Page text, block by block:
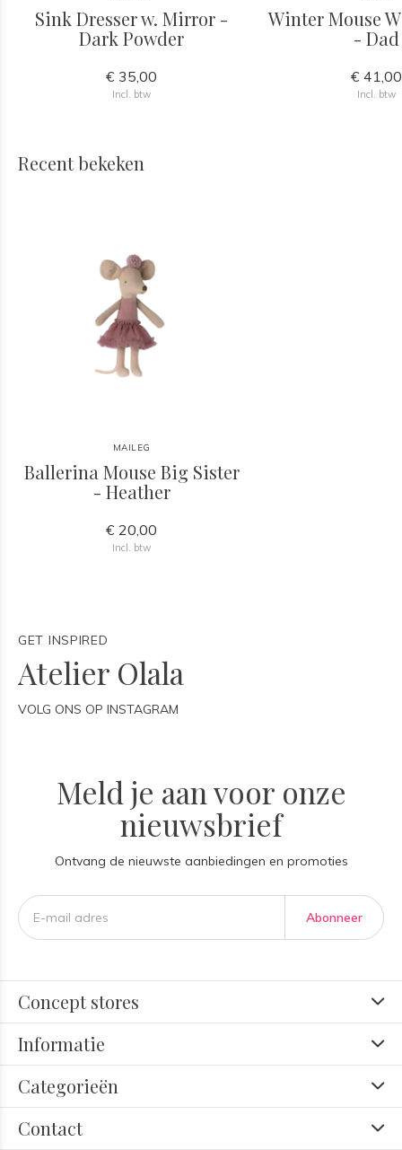
Sink Dresser w. Mirror -
Dark Powder
€ 35,00
Incl. btw
Winter Mouse
- Dad
€ 41,00
Incl. btw
Recent bekeken
MAILEG
Ballerina Mouse Big Sister
- Heather
€ 20,00
Incl. btw
GET INSPIRED
Atelier Olala
VOLG ONS OP INSTAGRAM
Meld je aan voor onze
nieuwsbrief
Ontvang de nieuwste aanbiedingen en promoties
Abonneer
Concept stores
Informatie
Categorieën
Contact